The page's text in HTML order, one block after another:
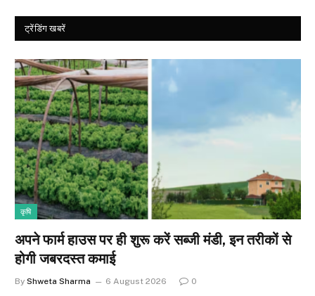
ट्रेंडिंग खबरें
कृषि
अपने फार्म हाउस पर ही शुरू करें सब्जी मंडी, इन तरीकों से
होगी जबरदस्त कमाई
By Shweta Sharma 6 August 2026 0